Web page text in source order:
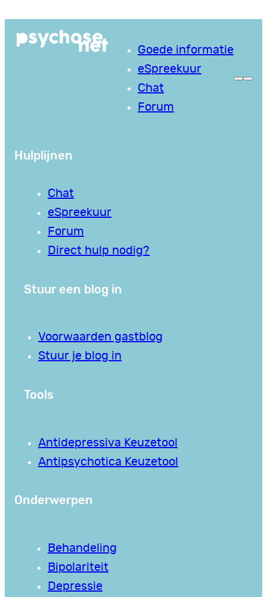
naar
Goede informatie
eSpreekuur
Chat
Forum
Hulplijnen
Chat
eSpreekuur
Forum
Direct hulp nodig?
Stuur een blog in
Voorwaarden gastblog
Stuur je blog in
Tools
Antidepressiva Keuzetool
Antipsychotica Keuzetool
Onderwerpen
Behandeling
Bipolariteit
Depressie